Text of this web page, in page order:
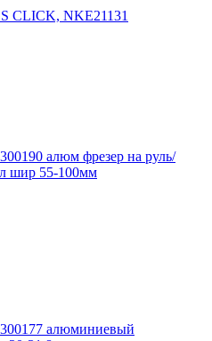
CLICK, NKE21131
алюм фрезер на руль/
шир 55-100мм
алюминиевый